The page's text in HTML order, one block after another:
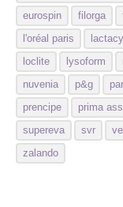
eurospin
filorga
l'oréal paris
loclite
lysoform
nuvenia
p&g
prencipe
prima
supereva
svr
zalando